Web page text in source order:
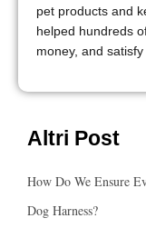
pet products and
helped hundreds
money, and
Altri Post
How Do We Ensure
Dog Harness?